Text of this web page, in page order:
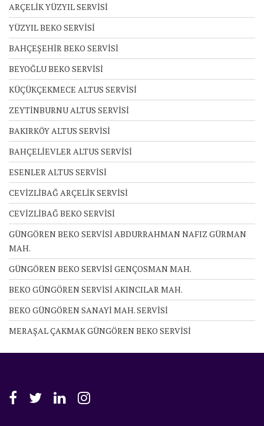
ARÇELİK YÜZYIL SERVİSİ
YÜZYIL BEKO SERVİSİ
BAHÇEŞEHİR BEKO SERVİSİ
BEYOĞLU BEKO SERVİSİ
KÜÇÜKÇEKMECE ALTUS SERVİSİ
ZEYTİNBURNU ALTUS SERVİSİ
BAKIRKÖY ALTUS SERVİSİ
BAHÇELİEVLER ALTUS SERVİSİ
ESENLER ALTUS SERVİSİ
CEVİZLİBAĞ ARÇELİK SERVİSİ
CEVİZLİBAĞ BEKO SERVİSİ
GÜNGÖREN BEKO SERVİSİ ABDURRAHMAN NAFIZ GÜRMAN
MAH.
GÜNGÖREN BEKO SERVİSİ GENÇOSMAN MAH.
BEKO GÜNGÖREN SERVİSİ AKINCILAR MAH.
BEKO GÜNGÖREN SANAYİ MAH. SERVİSİ
MERAŞAL ÇAKMAK GÜNGÖREN BEKO SERVİSİ